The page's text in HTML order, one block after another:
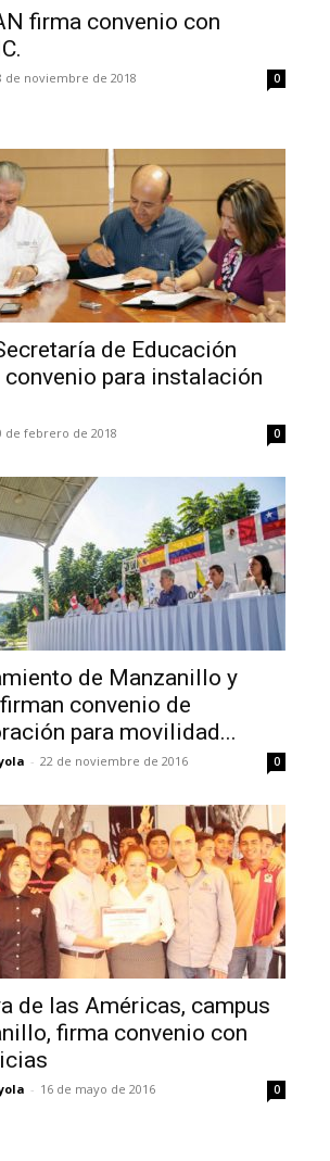
firma convenio con
de noviembre de 2018 0
de Educación
convenio para instalación
de febrero de 2018 0
de Manzanillo y
convenio de
para movilidad...
- 22 de noviembre de 2016 0
de las Américas, campus
firma convenio con
- 16 de mayo de 2016 0